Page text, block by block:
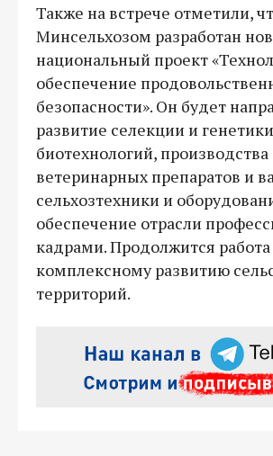
Также на встрече отметили,
Минсельхозом разработан
национальный проект
обеспечение
безопасности». Он будет
развитие селекции и
биотехнологий, производства
ветеринарных препаратов и
сельхозтехники и
обеспечение отрасли
кадрами. Продолжится
комплексному развитию
территорий.